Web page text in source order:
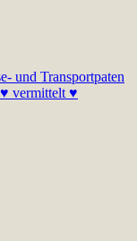
und Transportpaten
vermittelt ♥